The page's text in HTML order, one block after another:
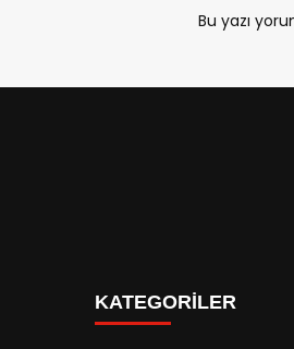
Bu yazı
KATEGORİLER